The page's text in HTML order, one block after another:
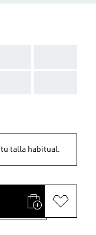
tu talla habitual.